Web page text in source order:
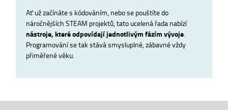
Ať už začínáte s kódováním, nebo se pouštíte do
náročnějších STEAM projektů, tato ucelená řada nabízí
nástroje, které odpovídají jednotlivým fázím vývoje
Programování se tak stává smysluplné, zábavné vždy
přiměřené věku.